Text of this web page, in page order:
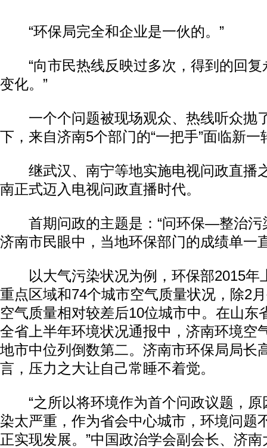
“环保局完全和企业是一伙的。”
“向市民热线反映过多次，得到的回复
变化。”
一个个问题被现场观众、热线听众抛
下，来自济南5个部门的“一把手”面临新一
继武汉、南宁等地实施电视问政直播
南正式迈入电视问政直播时代。
首期问政的主题是：“问环保—整治污
济南市民眼中，当地环保部门的成绩单一
以大气污染状况为例，环保部2015年
重点区域和74个城市空气质量状况，除2
空气质量相对较差后10位城市中。在山东
全省上半年环境状况通报中，济南环境空
地市中位列倒数第二。济南市环保局局长
言，压力之大让自己常睡不着觉。
“之所以将环境作为首个问政议题，原
染太严重，作为省会中心城市，环境问题
正实现发展。”中国政治学会副会长、济